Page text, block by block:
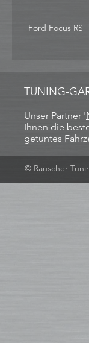
Ford Focus RS
TUNING-
Unser Partner '
Ihnen die
getuntes
© Rauscher